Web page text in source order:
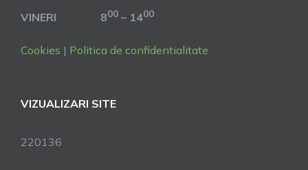
VINERI 800 – 1400
Cookies | Politica de confidentialitate
VIZUALIZARI SITE
220136